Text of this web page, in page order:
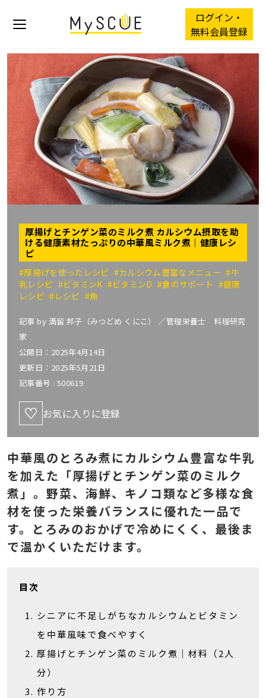
ログイン・
無料会員登録
厚揚げとチンゲン菜のミルク煮 カルシウム摂取を助
ける健康素材たっぷりの中華風ミルク煮｜健康レシ
ピ
#厚揚げを使ったレシピ #カルシウム豊富なメニュー#牛
乳レシピ #ビタミンK #ビタミンD#食のサポート #健康
レシピ#レシピ #魚
記事 by 満留 邦子（みつどめ くにこ） ／管理栄養士 料理研究
家
公開日：2025年4月14日
更新日：2025年5月21日
記事番号 : 500619
お気に入りに登録
中華風のとろみ煮にカルシウム豊富な牛乳
を加えた「厚揚げとチンゲン菜のミルク
煮」。野菜、海鮮、キノコ類など多様な食
材を使った栄養バランスに優れた一品で
す。とろみのおかげで冷めにくく、最後ま
で温かくいただけます。
目次
シニアに不足しがちなカルシウムとビタミン
を中華風味で食べやすく
厚揚げとチンゲン菜のミルク煮｜材料（2人
分）
作り方